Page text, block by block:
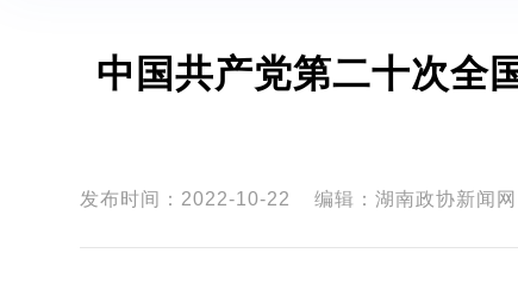
中国共产党第二十次全
发布时间：2022-10-22 编辑：湖南政协新闻网